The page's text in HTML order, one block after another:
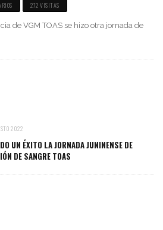
272 VISITAS
de VGM TOAS se hizo otra jornada de
2022
UN ÉXITO LA JORNADA JUNINENSE DE
DE SANGRE TOAS